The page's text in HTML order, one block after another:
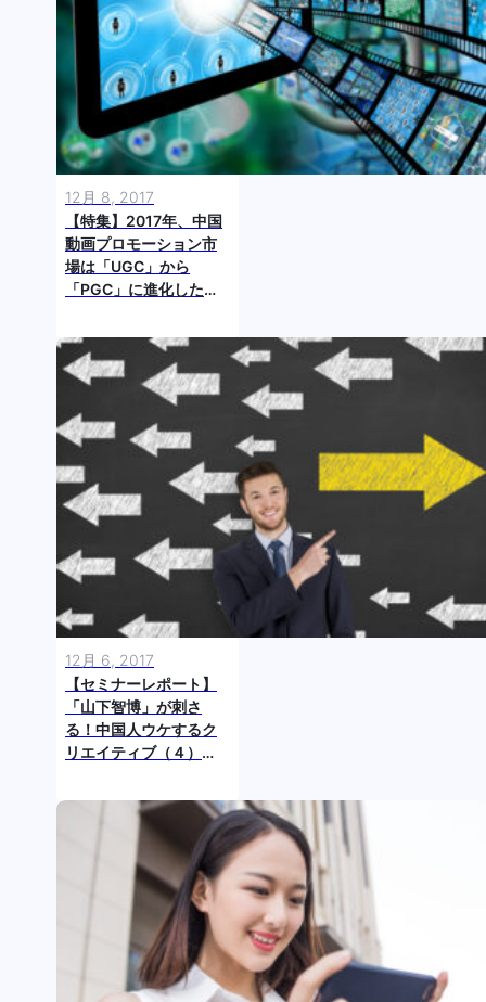
12月 8, 2017
【特集】2017年、中国
動画プロモーション市
場は「UGC」から
「PGC」に進化した！
る「動画」市場～
12月 6, 2017
【セミナーレポート】
「山下智博」が刺さ
る！中国人ウケするク
リエイティブ（４）
虐」、突き抜けた作品
が中国人の心を打った